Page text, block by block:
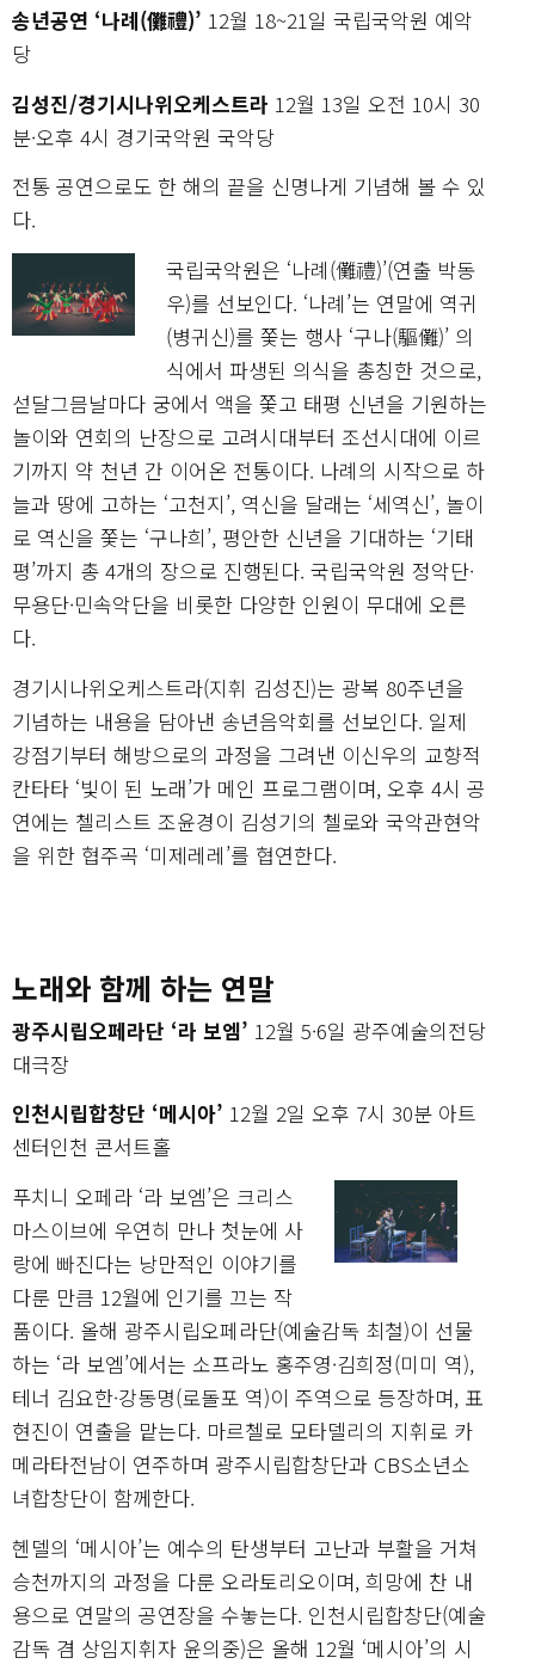
송년공연 ‘나례(儺禮)’ 12월 18~21일 국립국악원 예악
당
김성진/경기시나위오케스트라 12월 13일 오전 10시 30
분·오후 4시 경기국악원 국악당
전통 공연으로도 한 해의 끝을 신명나게 기념해 볼 수 있
다.
국립국악원은 ‘나례(儺禮)’(연출 박동
우)를 선보인다. ‘나례’는 연말에 역귀
(병귀신)를 쫓는 행사 ‘구나(驅儺)’ 의
식에서 파생된 의식을 총칭한 것으로,
섣달그믐날마다 궁에서 액을 쫓고 태평 신년을 기원하는
놀이와 연회의 난장으로 고려시대부터 조선시대에 이르
기까지 약 천년 간 이어온 전통이다. 나례의 시작으로 하
늘과 땅에 고하는 ‘고천지’, 역신을 달래는 ‘세역신’, 놀이
로 역신을 쫓는 ‘구나희’, 평안한 신년을 기대하는 ‘기태
평’까지 총 4개의 장으로 진행된다. 국립국악원 정악단·
무용단·민속악단을 비롯한 다양한 인원이 무대에 오른
다.
경기시나위오케스트라(지휘 김성진)는 광복 80주년을
기념하는 내용을 담아낸 송년음악회를 선보인다. 일제
강점기부터 해방으로의 과정을 그려낸 이신우의 교향적
칸타타 ‘빛이 된 노래’가 메인 프로그램이며, 오후 4시 공
연에는 첼리스트 조윤경이 김성기의 첼로와 국악관현악
을 위한 협주곡 ‘미제레레’를 협연한다.
노래와 함께 하는 연말
광주시립오페라단 ‘라 보엠’ 12월 5·6일 광주예술의전당
대극장
인천시립합창단 ‘메시아’ 12월 2일 오후 7시 30분 아트
센터인천 콘서트홀
푸치니 오페라 ‘라 보엠’은 크리스
마스이브에 우연히 만나 첫눈에 사
랑에 빠진다는 낭만적인 이야기를
다룬 만큼 12월에 인기를 끄는 작
품이다. 올해 광주시립오페라단(예술감독 최철)이 선물
하는 ‘라 보엠’에서는 소프라노 홍주영·김희정(미미 역),
테너 김요한·강동명(로돌포 역)이 주역으로 등장하며, 표
현진이 연출을 맡는다. 마르첼로 모타델리의 지휘로 카
메라타전남이 연주하며 광주시립합창단과 CBS소년소
녀합창단이 함께한다.
헨델의 ‘메시아’는 예수의 탄생부터 고난과 부활을 거쳐
승천까지의 과정을 다룬 오라토리오이며, 희망에 찬 내
용으로 연말의 공연장을 수놓는다. 인천시립합창단(예술
감독 겸 상임지휘자 윤의중)은 올해 12월 ‘메시아’의 시